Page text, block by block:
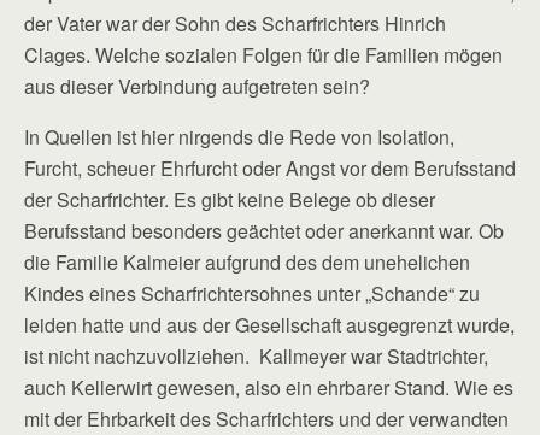
der Vater war der Sohn des Scharfrichters Hinrich
Clages. Welche sozialen Folgen für die Familien mögen
aus dieser Verbindung aufgetreten sein?
In Quellen ist hier nirgends die Rede von Isolation,
Furcht, scheuer Ehrfurcht oder Angst vor dem Berufsstand
der Scharfrichter. Es gibt keine Belege ob dieser
Berufsstand besonders geächtet oder anerkannt war. Ob
die Familie Kalmeier aufgrund des dem unehelichen
Kindes eines Scharfrichtersohnes unter „Schande“ zu
leiden hatte und aus der Gesellschaft ausgegrenzt wurde,
ist nicht nachzuvollziehen. Kallmeyer war Stadtrichter,
auch Kellerwirt gewesen, also ein ehrbarer Stand. Wie es
mit der Ehrbarkeit des Scharfrichters und der verwandten